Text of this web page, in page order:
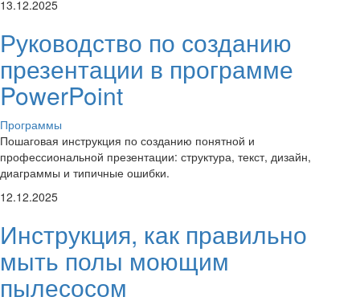
13.12.2025
Руководство по созданию
презентации в программе
PowerPoint
Программы
Пошаговая инструкция по созданию понятной и
профессиональной презентации: структура, текст, дизайн,
диаграммы и типичные ошибки.
12.12.2025
Инструкция, как правильно
мыть полы моющим
пылесосом